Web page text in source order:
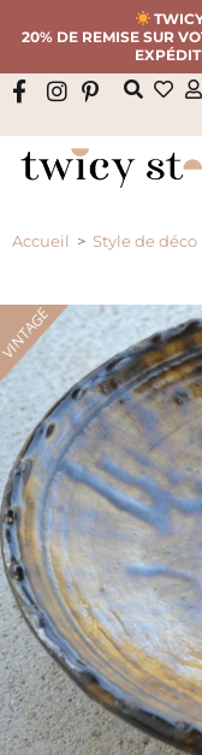
20% DE REMISE SUR
Accueil > Style de déco